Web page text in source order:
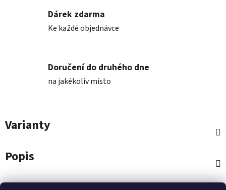
Dárek zdarma
Ke každé objednávce
Doručení do druhého dne
na jakékoliv místo
Varianty
Popis